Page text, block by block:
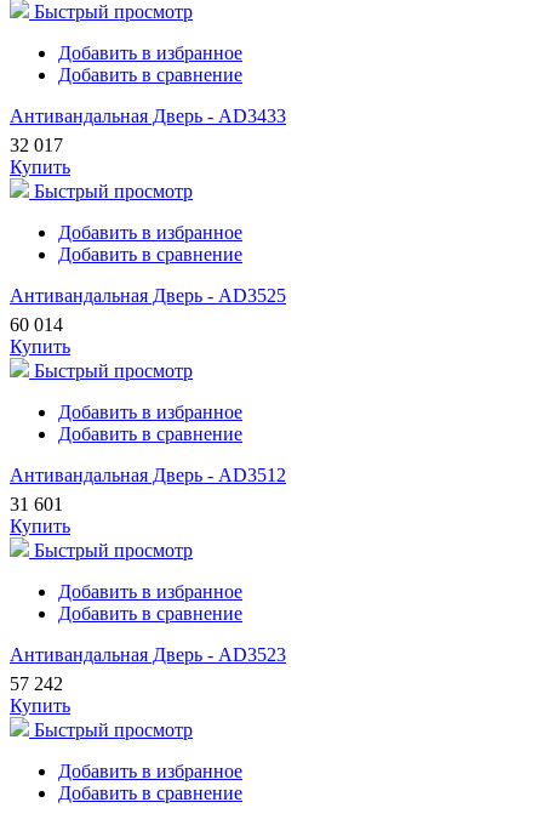
Быстрый просмотр
Добавить в избранное
Добавить в сравнение
Антивандальная Дверь - AD3433
32 017
Купить
Быстрый просмотр
Добавить в избранное
Добавить в сравнение
Антивандальная Дверь - AD3525
60 014
Купить
Быстрый просмотр
Добавить в избранное
Добавить в сравнение
Антивандальная Дверь - AD3512
31 601
Купить
Быстрый просмотр
Добавить в избранное
Добавить в сравнение
Антивандальная Дверь - AD3523
57 242
Купить
Быстрый просмотр
Добавить в избранное
Добавить в сравнение